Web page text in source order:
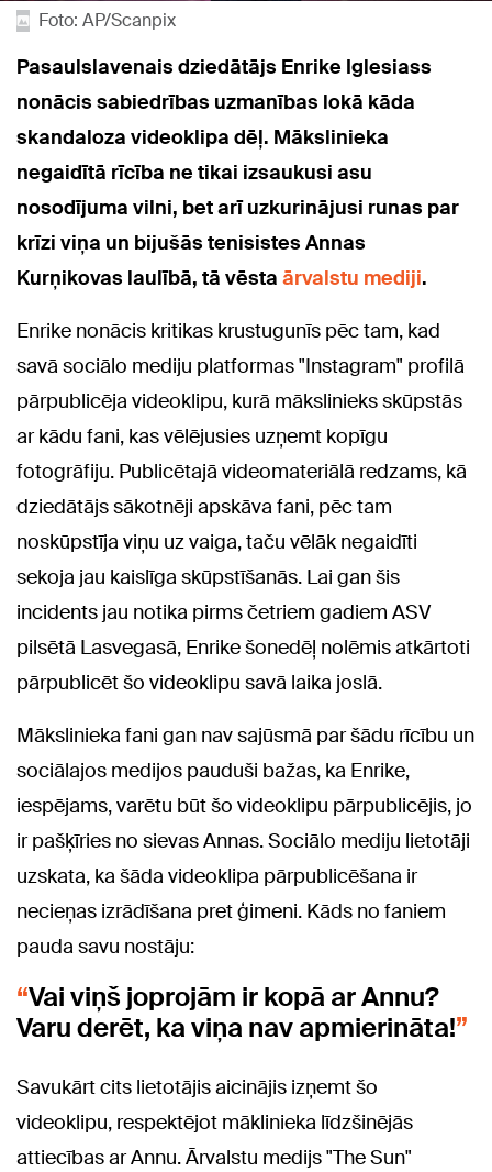
Foto: AP/Scanpix
Pasaulslavenais dziedātājs Enrike Iglesiass
nonācis sabiedrības uzmanības lokā kāda
skandaloza videoklipa dēļ. Mākslinieka
negaidītā rīcība ne tikai izsaukusi asu
nosodījuma vilni, bet arī uzkurinājusi runas par
krīzi viņa un bijušās tenisistes Annas
Kurņikovas laulībā, tā vēsta ārvalstu mediji.
Enrike nonācis kritikas krustugunīs pēc tam, kad
savā sociālo mediju platformas "Instagram" profilā
pārpublicēja videoklipu, kurā mākslinieks skūpstās
ar kādu fani, kas vēlējusies uzņemt kopīgu
fotogrāfiju. Publicētajā videomateriālā redzams, kā
dziedātājs sākotnēji apskāva fani, pēc tam
noskūpstīja viņu uz vaiga, taču vēlāk negaidīti
sekoja jau kaislīga skūpstīšanās. Lai gan šis
incidents jau notika pirms četriem gadiem ASV
pilsētā Lasvegasā, Enrike šonedēļ nolēmis atkārtoti
pārpublicēt šo videoklipu savā laika joslā.
Mākslinieka fani gan nav sajūsmā par šādu rīcību un
sociālajos medijos pauduši bažas, ka Enrike,
iespējams, varētu būt šo videoklipu pārpublicējis, jo
ir pašķīries no sievas Annas. Sociālo mediju lietotāji
uzskata, ka šāda videoklipa pārpublicēšana ir
necieņas izrādīšana pret ģimeni. Kāds no faniem
pauda savu nostāju:
Vai viņš joprojām ir kopā ar Annu?
Varu derēt, ka viņa nav apmierināta!
Savukārt cits lietotājis aicinājis izņemt šo
videoklipu, respektējot māklinieka līdzšinējās
attiecības ar Annu. Ārvalstu medijs "The Sun"